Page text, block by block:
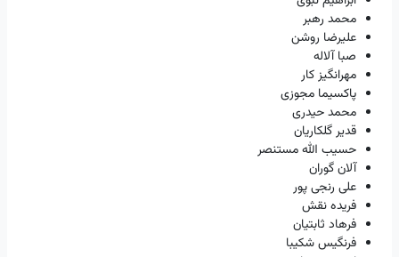
محمد رهبر
علیرضا روشن
صبا آلاله
مهرانگیز کار
پاکسیما مجوزی
محمد حیدری
قدیر گلکاریان
حسیب الله مستنصر
آلان گوران
علی رنجی پور
فریده نقش
فرهاد ثابتیان
فرنگیس شکیبا